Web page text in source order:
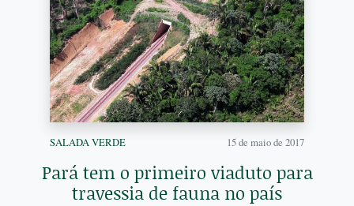
SALADA VERDE 15 de maio de 2017
Pará tem o primeiro viaduto para
travessia de fauna no país